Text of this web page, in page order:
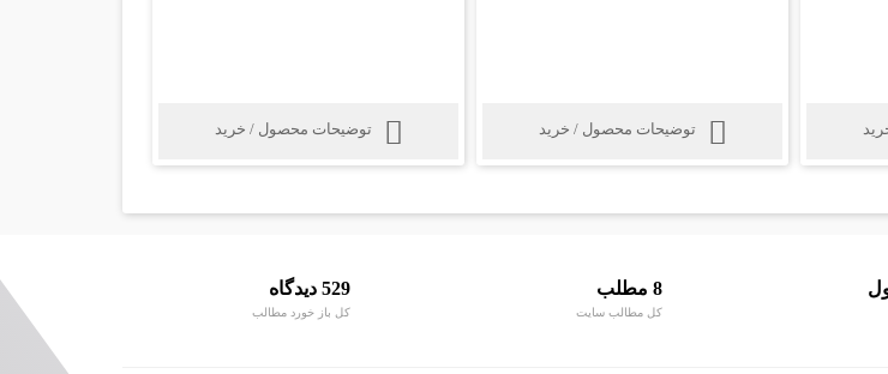
توضیحات محصول / خرید توضیحات محصول / خرید
8 مطلب
کل مطالب سایت
529 دیدگاه
کل باز خورد مطالب